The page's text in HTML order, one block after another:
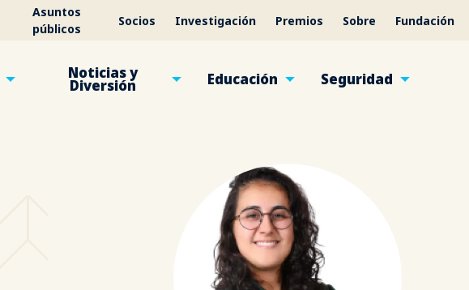
Asuntos
públicos
Socios Investigación Premios Sobre Fundación
Noticias y
Diversión Educación Seguridad